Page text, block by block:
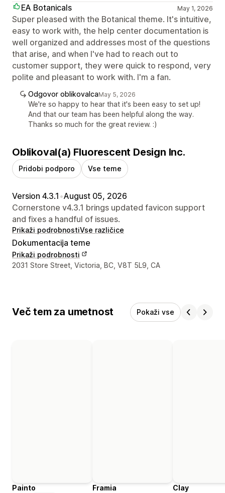
EA Botanicals May 1, 2026
Super pleased with the Botanical theme. It's intuitive,
easy to work with, the help center documentation is
well organized and addresses most of the questions
that arise, and when I've had to reach out to
customer support, they were quick to respond, very
polite and pleasant to work with. I'm a fan.
Odgovor oblikovalcaMay 5, 2026
We're so happy to hear that it's been easy to set up!
And that our team has been helpful along the way.
Thanks so much for the great review. :)
Oblikoval(a) Fluorescent Design Inc.
Pridobi podporo Vse teme
Version 4.3.1 •August 05, 2026
Cornerstone v4.3.1 brings updated favicon support
and fixes a handful of issues.
Prikaži podrobnostiVse različice
Dokumentacija teme
Prikaži podrobnosti
Podatki za stik z oblikovalcem
2031 Store Street, Victoria, BC, V8T 5L9, CA
Več tem za umetnost Pokaži vse
Painto
Framia
Clay